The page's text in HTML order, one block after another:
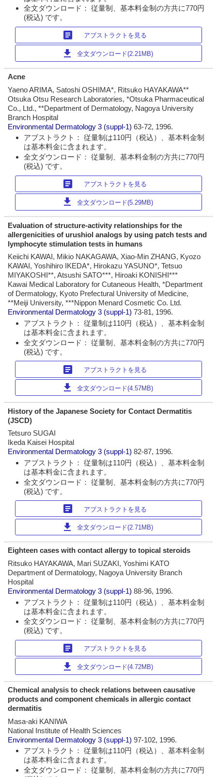
全文ダウンロード： 従量制、基本料金制の方共に770円
(税込) です。
article アブストラクトを見る
download 全文ダウンロード(2.21MB)
Acne
Yaeno ARIMA, Satoshi OSHIMA*, Ritsuko HAYAKAWA**
Otsuka Otsu Research Laboratories, *Otsuka Pharmaceutical
Co., Ltd., **Department of Dermatology, Nagoya University
Branch Hospital
Environmental Dermatology 3 (suppl-1)63-72, 1996.
アブストラクト： 従量制は110円（税込）、基本料金制
は基本料金に含まれます。
全文ダウンロード： 従量制、基本料金制の方共に770円
(税込) です。
article アブストラクトを見る
download 全文ダウンロード(5.29MB)
Evaluation of structure-activity relationships for the
allergenicities of urushiol analogs by using patch tests and
lymphocyte stimulation tests in humans
Keiichi KAWAI, Mikio NAKAGAWA, Xiao-Min ZHANG, Kyozo
KAWAI, Yoshihiro IKEDA*, Hirokazu YASUNO*, Tetsuo
MIYAKOSHI**, Atsushi SATO***, Hiroaki KONISHI***
Kawai Medical Laboratory for Cutaneous Health, *Department
of Dermatology, Kyoto Prefectural University of Medicine,
**Meiji University, ***Nippon Menard Cosmetic Co. Ltd.
Environmental Dermatology 3 (suppl-1)73-81, 1996.
アブストラクト： 従量制は110円（税込）、基本料金制
は基本料金に含まれます。
全文ダウンロード： 従量制、基本料金制の方共に770円
(税込) です。
article アブストラクトを見る
download 全文ダウンロード(4.57MB)
History of the Japanese Society for Contact Dermatitis
(JSCD)
Tetsuro SUGAI
Ikeda Kaisei Hospital
Environmental Dermatology 3 (suppl-1)82-87, 1996.
アブストラクト： 従量制は110円（税込）、基本料金制
は基本料金に含まれます。
全文ダウンロード： 従量制、基本料金制の方共に770円
(税込) です。
article アブストラクトを見る
download 全文ダウンロード(2.71MB)
Eighteen cases with contact allergy to topical steroids
Ritsuko HAYAKAWA, Mari SUZAKI, Yoshimi KATO
Department of Dermatology, Nagoya University Branch
Hospital
Environmental Dermatology 3 (suppl-1)88-96, 1996.
アブストラクト： 従量制は110円（税込）、基本料金制
は基本料金に含まれます。
全文ダウンロード： 従量制、基本料金制の方共に770円
(税込) です。
article アブストラクトを見る
download 全文ダウンロード(4.72MB)
Chemical analysis to check relations between causative
products and component chemicals in allergic contact
dermatitis
Masa-aki KANIWA
National Institute of Health Sciences
Environmental Dermatology 3 (suppl-1)97-102, 1996.
アブストラクト： 従量制は110円（税込）、基本料金制
は基本料金に含まれます。
全文ダウンロード： 従量制、基本料金制の方共に770円